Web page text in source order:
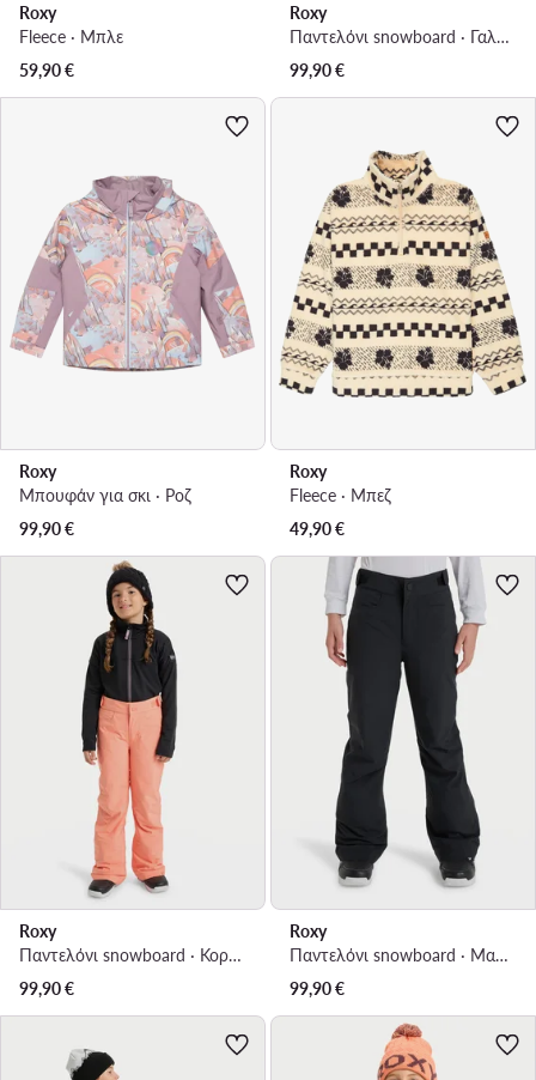
Roxy
Fleece · Μπλε
59,90€
Roxy
Παντελόνι snowboard · Γαλάζιο
99,90€
Roxy
Μπουφάν για σκι · Ροζ
99,90€
Roxy
Fleece · Μπεζ
49,90€
Roxy
Παντελόνι snowboard · Κοραλλί
99,90€
Roxy
Παντελόνι snowboard · Μαύρο
99,90€